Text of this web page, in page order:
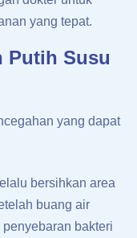
yang tepat.
Putih Susu
yang dapat
bersihkan area
buang air
bakteri